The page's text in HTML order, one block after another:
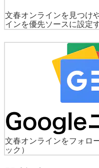
文春オンラインを見つけ
インを優先ソースに設定
文春オンラインをフォロ
ック）